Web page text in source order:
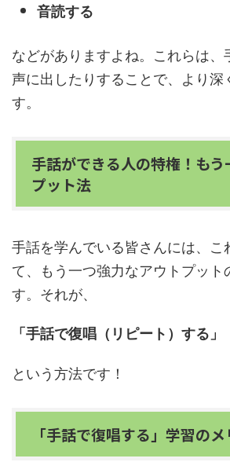
音読する
などがありますよね。これらは、
声に出したりすることで、より深
す。
手話ができる人の特権！もう
プット法
手話を学んでいる皆さんには、こ
て、もう一つ強力なアウトプット
す。それが、
「手話で復唱（リピート）する」
という方法です！
「手話で復唱する」学習の